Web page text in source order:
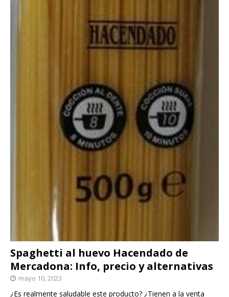
Spaghetti al huevo Hacendado de
Mercadona: Info, precio y alternativas
mayo 10, 2023
¿Es realmente saludable este producto? ¿Tienen a la venta